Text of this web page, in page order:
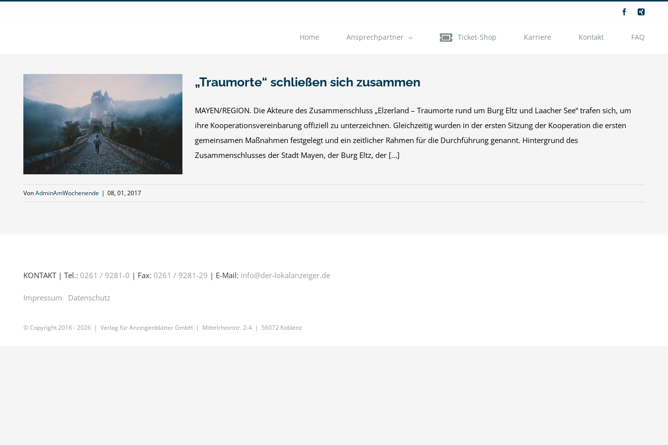
Facebook
Xing
Home Ansprechpartner Ticket-Shop Karriere Kontakt FAQ
„Traumorte“ schließen sich zusammen
MAYEN/REGION. Die Akteure des Zusammenschluss „Elzerland – Traumorte rund um Burg Eltz und Laacher See“ trafen sich, um
ihre Kooperationsvereinbarung offiziell zu unterzeichnen. Gleichzeitig wurden in der ersten Sitzung der Kooperation die ersten
gemeinsamen Maßnahmen festgelegt und ein zeitlicher Rahmen für die Durchführung genannt. Hintergrund des
Zusammenschlusses der Stadt Mayen, der Burg Eltz, der [...]
VonAdminAmWochenende | 08, 01, 2017
KONTAKT | Tel.: 0261 / 9281-0 | Fax: 0261 / 9281-29 | E-Mail: info@der-lokalanzeiger.de
Impressum Datenschutz
© Copyright 2016 -2026 | Verlag für Anzeigenblätter GmbH | Mittelrheinstr. 2-4 | 56072 Koblenz